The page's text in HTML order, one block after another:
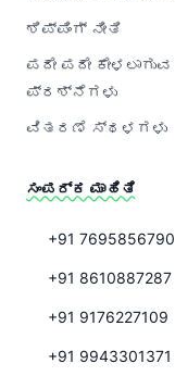
ಶಿಪ್ಪಿಂಗ್ ನೀತಿ
ಪದೇ ಪದೇ ಕೇಳಲಾಗುವ
ಪ್ರಶ್ನೆಗಳು
ವಿತರಣೆ ಸ್ಥಳಗಳು
ಸಂಪರ್ಕ ಮಾಹಿತಿ
+91 7695856790
+91 8610887287
+91 9176227109
+91 9943301371